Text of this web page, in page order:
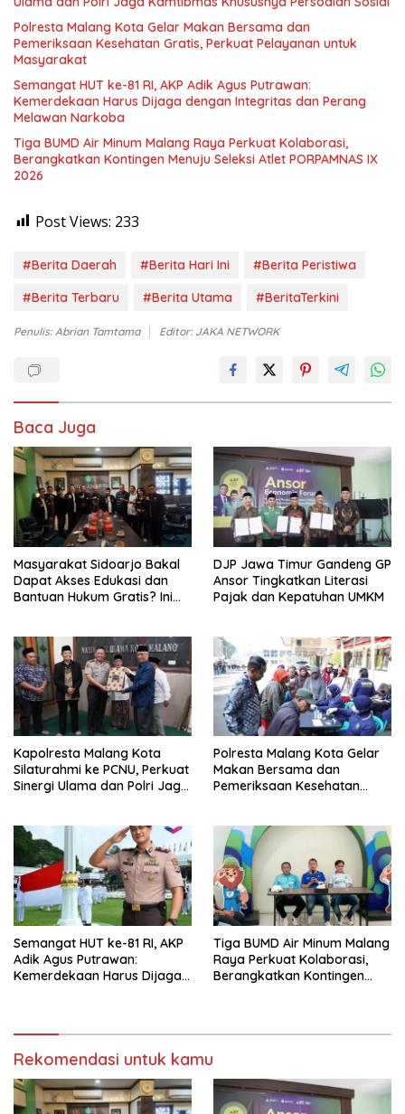
Polresta Malang Kota Gelar Makan Bersama dan
Pemeriksaan Kesehatan Gratis, Perkuat Pelayanan untuk
Masyarakat
Semangat HUT ke-81 RI, AKP Adik Agus Putrawan:
Kemerdekaan Harus Dijaga dengan Integritas dan Perang
Melawan Narkoba
Tiga BUMD Air Minum Malang Raya Perkuat Kolaborasi,
Berangkatkan Kontingen Menuju Seleksi Atlet PORPAMNAS IX
2026
Post Views: 233
#Berita Daerah #Berita Hari Ini
#Berita Peristiwa
#Berita Terbaru
#Berita Utama #BeritaTerkini
Penulis: Abrian Tamtama Editor: JAKA NETWORK
Baca Juga
Masyarakat Sidoarjo Bakal
Dapat Akses Edukasi dan
Bantuan Hukum Gratis? Ini
DJP Jawa Timur Gandeng GP
Ansor Tingkatkan Literasi
Pajak dan Kepatuhan UMKM
Kapolresta Malang Kota
Silaturahmi ke PCNU, Perkuat
Sinergi Ulama dan Polri Jaga
Polresta Malang Kota Gelar
Makan Bersama dan
Pemeriksaan Kesehatan
Semangat HUT ke-81 RI, AKP
Adik Agus Putrawan:
Kemerdekaan Harus Dijaga
Tiga BUMD Air Minum Malang
Raya Perkuat Kolaborasi,
Berangkatkan Kontingen
Rekomendasi untuk kamu